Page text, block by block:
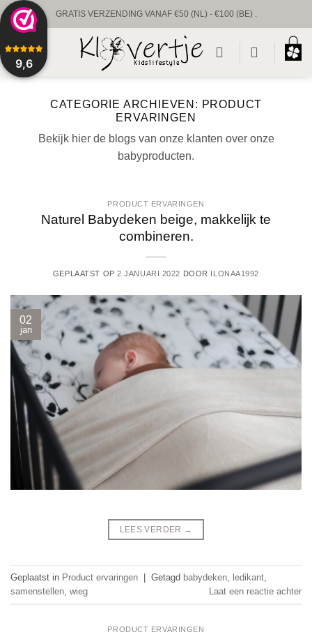
9,6
Ga
naar
inhoud
GRATIS VERZENDING VANAF €50 (NL) - €100 (BE) .
UNIEKE BABYPRODUCTEN & GEPERSONALISEERD
VOORRAAD VERZENDING BINNEN 1 TOT 2 WERKDAGEN.
CATEGORIE ARCHIEVEN: PRODUCT
ERVARINGEN
Bekijk hier de blogs van onze klanten over onze
babyproducten.
PRODUCT ERVARINGEN
Naturel Babydeken beige, makkelijk te
combineren.
GEPLAATST OP2 JANUARI 2022 DOOR ILONAA1992
02
jan
LEES VERDER →
Geplaatst in Product ervaringen | Getagd babydeken ledikant
samenstellen wieg Laat een reactie achter
PRODUCT ERVARINGEN